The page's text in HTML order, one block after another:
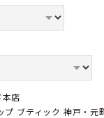
本店
プ ブティック 神戸・